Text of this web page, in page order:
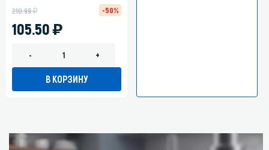
105.50)
210.99у -50%
- +
В КОРЗИНУ